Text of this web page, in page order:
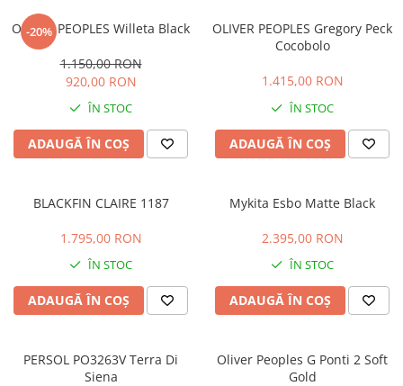
Materiale prețioase
Last Chance %
Materiale prețioase
Last chance %
DILEM
DITA EPILUXURY
DITA LANCIER
EXALTO
JOOLY
LAPIMA
-20%
OLIVER PEOPLES Willeta Black
1.150,00 RON
920,00 RON
ÎN STOC
ADAUGĂ ÎN COȘ
OLIVER PEOPLES Gregory Peck
Cocobolo
1.415,00 RON
ÎN STOC
ADAUGĂ ÎN COȘ
BLACKFIN CLAIRE 1187
1.795,00 RON
ÎN STOC
ADAUGĂ ÎN COȘ
Mykita Esbo Matte Black
2.395,00 RON
ÎN STOC
ADAUGĂ ÎN COȘ
PERSOL PO3263V Terra Di
Siena
Oliver Peoples G Ponti 2 Soft
Gold